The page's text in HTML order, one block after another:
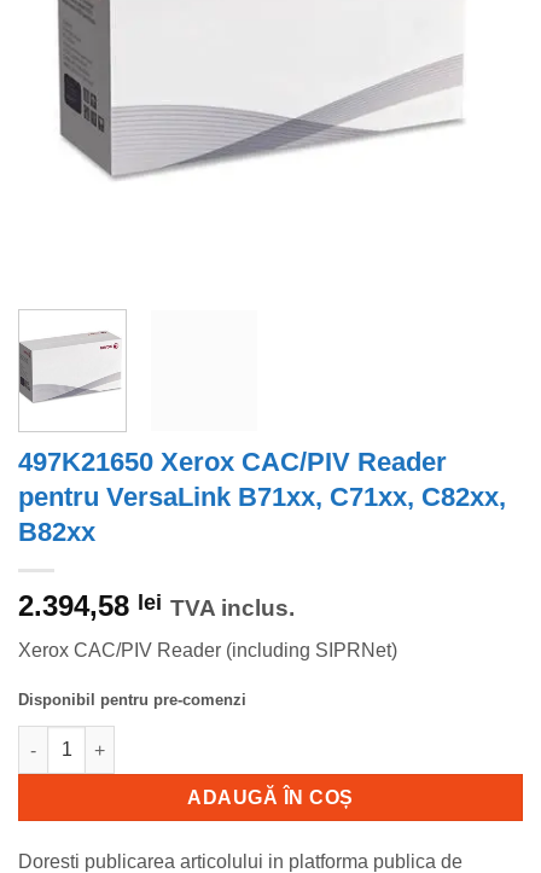
497K21650 Xerox CAC/PIV Reader
pentru VersaLink B71xx, C71xx, C82xx,
B82xx
2.394,58 lei TVA inclus.
Xerox CAC/PIV Reader (including SIPRNet)
Disponibil pentru pre-comenzi
Cantitate 497K21650 Xerox CAC/PIV Reader pentru VersaLink
ADAUGĂ ÎN COȘ
Doresti publicarea articolului in platforma publica de